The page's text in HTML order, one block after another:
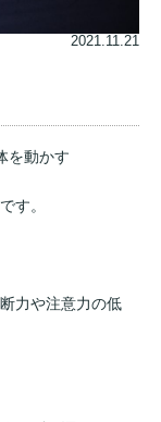
2021.11.21
を動かす
す。
力や注意力の低